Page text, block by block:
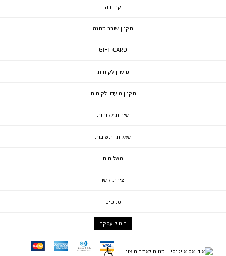
קריירה
תקנון שובר מתנה
GIFT CARD
מועדון לקוחות
תקנון מועדון לקוחות
שירות לקוחות
שאלות ותשובות
משלוחים
יצירת קשר
סניפים
ביטול עסקה
visa
diners
ae
mc